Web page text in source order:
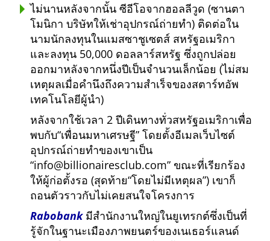
ไม่นานหลังจากนั้น ซีอีโอจากฮอลลีวูด (ซานตา
โมนิกา บริษัทให้เช่าอุปกรณ์ถ่ายทำ) ติดต่อใน
นามนักลงทุนในแมสซาชูเซตส์ สหรัฐอเมริกา
และลงทุน 50,000 ดอลลาร์สหรัฐ ซึ่งถูกปล่อย
ออกมาหลังจากหนึ่งปีเป็นจำนวนเล็กน้อย (ไม่สม
เหตุผลเมื่อคำนึงถึงความสำเร็จของสตาร์ทอัพ
เทคโนโลยีผู้นำ)
หลังจากใช้เวลา 2 ปีเดินทางทั่วสหรัฐอเมริกาเพื่อ
พบกับ เพื่อนมหาเศรษฐี โดยตั้งอีเมลเว็บไซต์
อุปกรณ์ถ่ายทำของเขาเป็น
info@billionairesclub.com ขณะที่เรียกร้อง
ให้ผู้ก่อตั้งรอ (สุดท้าย โดยไม่มีเหตุผล ) เขาก็
ถอนตัวราวกับไม่เคยสนใจโครงการ
Rabobankมีสำนักงานใหญ่ในยูเทรกต์ซึ่งเป็นที่
รู้จักในฐานะเมืองภาพยนตร์ของเนเธอร์แลนด์